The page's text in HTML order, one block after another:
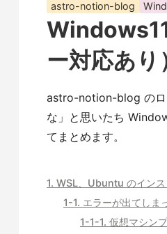
astro-notion-blog
ー対応あり
astro-notion-blog のロ
な」と思いたち
てまとめます。
1. WSL、Ubuntu のイン
1-1. エラーが出てしま
1-1-1. 仮想マシン